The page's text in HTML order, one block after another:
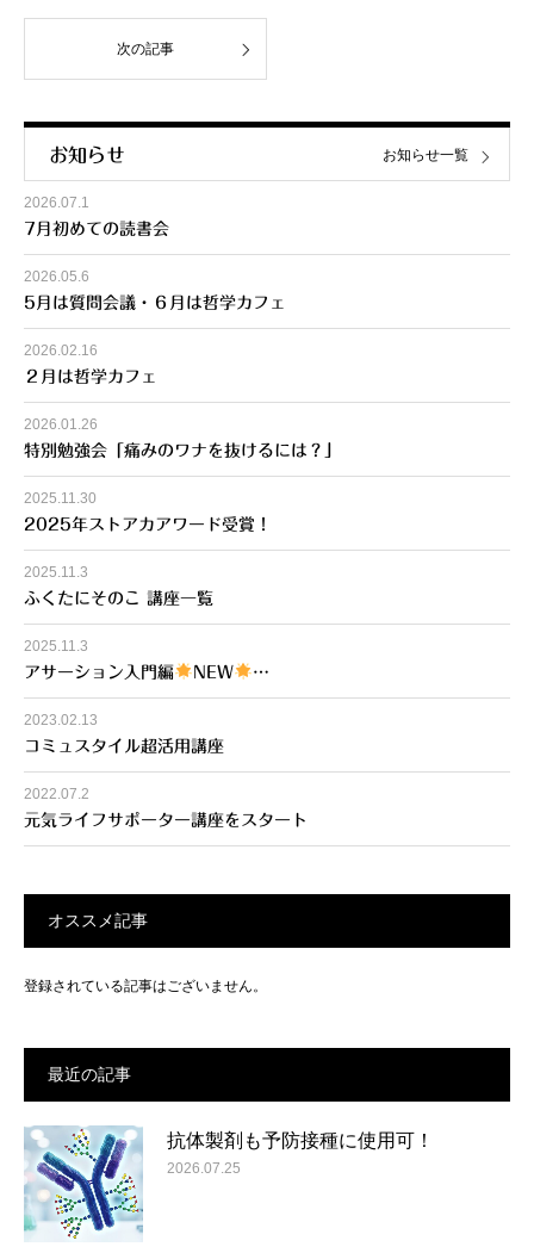
次の記事
お知らせ
2026.07.1
7月初めての読書会
2026.05.6
5月は質問会議・６月は哲学カフェ
2026.02.16
２月は哲学カフェ
2026.01.26
特別勉強会「痛みのワナを抜けるには？」
2025.11.30
2025年ストアカアワード受賞！
2025.11.3
ふくたにそのこ 講座一覧
2025.11.3
アサーション入門編
NEW …
2023.02.13
コミュスタイル超活用講座
2022.07.2
元気ライフサポーター講座をスタート
お知らせ一覧
オススメ記事
登録されている記事はございません。
最近の記事
抗体製剤も予防接種に使用可！
2026.07.25